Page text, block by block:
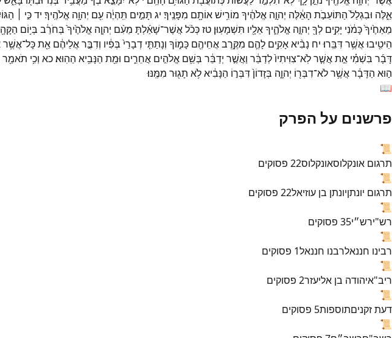
אֵ֑לֶּה וּבִגְלַל֙ הַתּוֹעֵבֹ֣ת הָאֵ֔לֶּה יְהוָ֣ה אֱלֹהֶ֔יךָ מוֹרִ֥ישׁאוֹתָ֖ם מִפָּנֶֽיךָ׃ יג תָּמִ֣ים תִּֽהְיֶ֔ה עִ֖ם יְהוָ֥ה אֱלֹהֶֽיךָ׃ ידכִּ֣י ׀
מֵאַחֶ֙יךָ֙כָּמֹ֔נִי יָקִ֥ים לְךָ֖ יְהוָ֣ה אֱלֹהֶ֑יךָאֵלָ֖יו תִּשְׁמָעֽוּן׃ טזכְּכֹ֨לאֲשֶׁר־שָׁאַ֜לְתָּ מֵעִ֨ם יְהוָ֤ה אֱלֹהֶ֙יךָ֙ בְּחֹרֵ֔ב בְּי֥וֹם
הֵיטִ֖יבוּאֲשֶׁ֥רדִּבֵּֽרוּ׃ יח נָבִ֨יאאָקִ֥ים לָהֶ֛ם מִקֶּ֥רֶבאֲחֵיהֶ֖ם כָּמ֑וֹךָ וְנָתַתִּ֤י דְבָרַי֙ בְּפִ֔יו וְדִבֶּ֣ראֲלֵיהֶ֔ם אֵ֖תכָּל־אֲשֶׁ֥ר
דָּבָ֜ר בִּשְׁמִ֗י אֵ֣תאֲשֶׁ֤רלֹֽא־צִוִּיתִיו֙לְדַבֵּ֔ר וַאֲשֶׁ֣ר יְדַבֵּ֔ר בְּשֵׁ֖ם אֱלֹהִ֣ים אֲחֵרִ֑ים וּמֵ֖ת הַנָּבִ֥יא הַהֽוּא׃כא וְכִ֥י תֹאמַ֖ר
ה֣וּא הַדָּבָ֔ראֲשֶׁ֥רלֹא־דִבְּר֖וֹ יְהוָ֑ה בְּזָדוֹן֙דִּבְּר֣וֹ הַנָּבִ֔יאלֹ֥א תָג֖וּר מִמֶּֽנּוּ׃
📖
פרשנים על הפרק
📜
תרגום אונקלוסאונקלוס22 פסוקים
📜
תרגום יונתןיונתן בן עוזיאל22 פסוקים
📜
רש"ירש״י35 פסוקים
📜
רבינו חננאלרבנו חננאל1 פסוקים
📜
ריב"איהודה בן אליעזר2 פסוקים
📜
דעת זקניםתוספות5 פסוקים
📜